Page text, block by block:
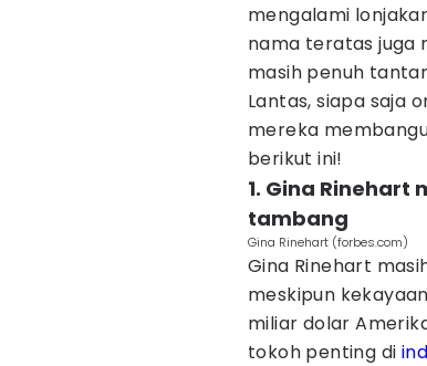
mengalami
nama teratas juga
masih penuh
Lantas, siapa saja
mereka
berikut ini!
1. Gina
tambang
Gina Rinehart (forbes.com)
Gina Rinehart
meskipun
miliar dolar
tokoh penting di